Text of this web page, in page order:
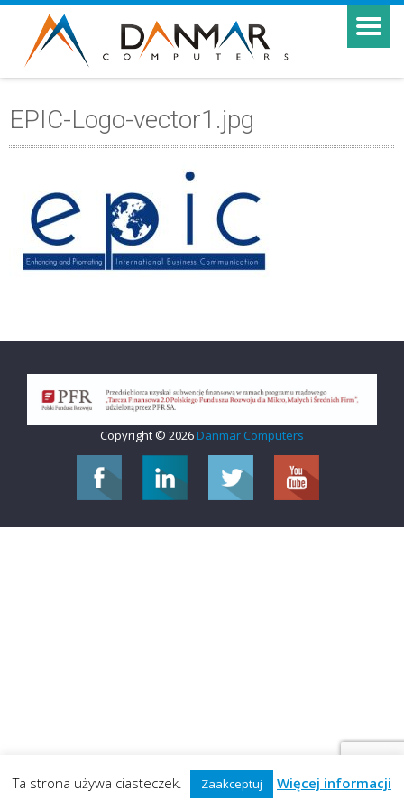
EPIC-Logo-vector1.jpg
Copyright © 2026 Danmar Computers
Ta strona używa ciasteczek. Zaakceptuj Więcej informacji